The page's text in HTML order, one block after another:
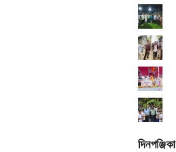
দিনপঞ্জিকা